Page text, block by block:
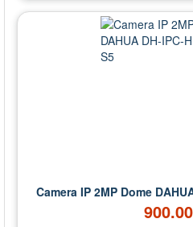
Camera IP 2MP Dome